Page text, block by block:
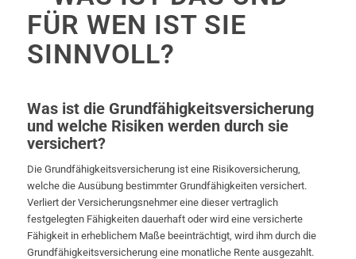
FÜR WEN IST SIE
SINNVOLL?
Was ist die Grundfähigkeitsversicherung
und welche Risiken werden durch sie
versichert?
Die Grundfähigkeitsversicherung ist eine Risikoversicherung,
welche die Ausübung bestimmter Grundfähigkeiten versichert.
Verliert der Versicherungsnehmer eine dieser vertraglich
festgelegten Fähigkeiten dauerhaft oder wird eine versicherte
Fähigkeit in erheblichem Maße beeinträchtigt, wird ihm durch die
Grundfähigkeitsversicherung eine monatliche Rente ausgezahlt.